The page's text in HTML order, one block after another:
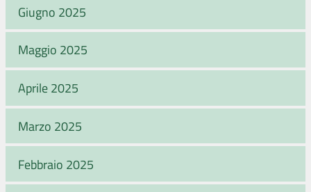
Giugno 2025
Maggio 2025
Aprile 2025
Marzo 2025
Febbraio 2025